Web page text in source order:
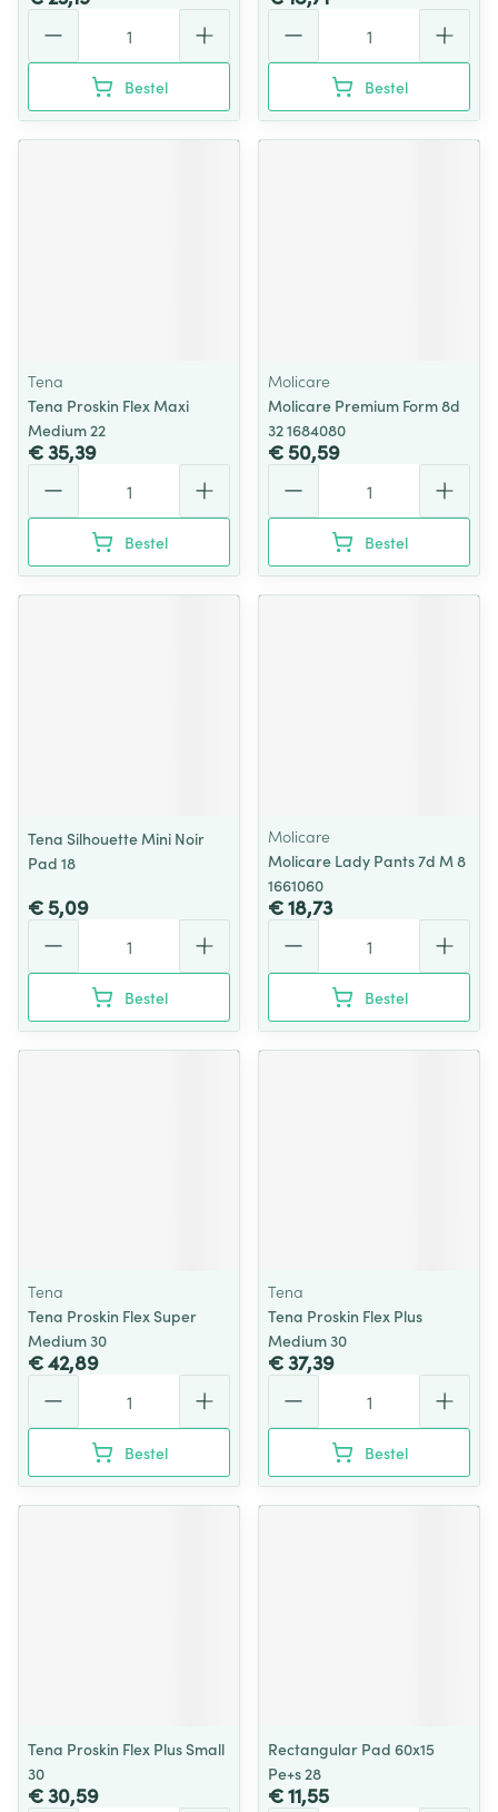
Bestel Bestel
Tena
Tena Proskin Flex Maxi
Medium 22
€ 35,39
Bestel
Molicare
Molicare Premium Form 8d
32 1684080
€ 50,59
Bestel
Tena Silhouette Mini Noir
Pad 18
€ 5,09
Bestel
Molicare
Molicare Lady Pants 7d M 8
1661060
€ 18,73
Bestel
Tena
Tena Proskin Flex Super
Medium 30
€ 42,89
Bestel
Tena
Tena Proskin Flex Plus
Medium 30
€ 37,39
Bestel
Tena Proskin Flex Plus Small
30
€ 30,59
Rectangular Pad 60x15
Pe+s 28
€ 11,55